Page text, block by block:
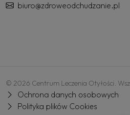
biuro@zdroweodchudzanie.pl
© 2026 Centrum Leczenia Otyłości.
Ochrona danych osobowych
Polityka plików Cookies